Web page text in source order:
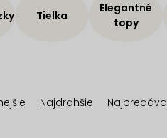
Tielka
Elegantné
topy
Najdrahšie